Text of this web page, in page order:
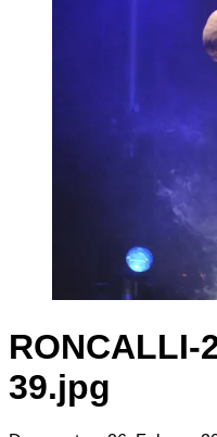
RONCALLI-
39.jpg